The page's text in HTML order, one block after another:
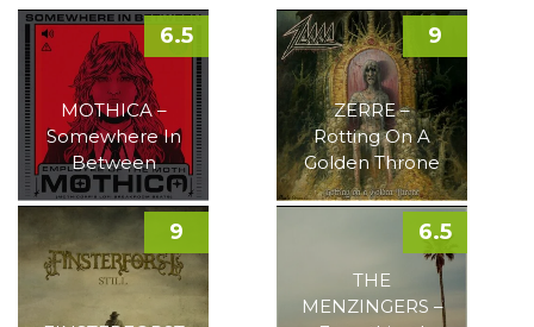
MOTHICA –
Somewhere In
Between
6.5
ZERRE –
Rotting On A
Golden Throne
9
9
THE
MENZINGERS –
6.5